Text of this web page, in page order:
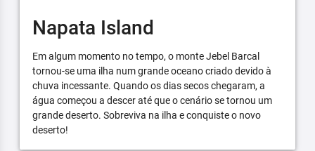
Napata Island
Em algum momento no tempo, o monte Jebel Barcal
tornou-se uma ilha num grande oceano criado devido à
chuva incessante. Quando os dias secos chegaram, a
água começou a descer até que o cenário se tornou um
grande deserto. Sobreviva na ilha e conquiste o novo
deserto!